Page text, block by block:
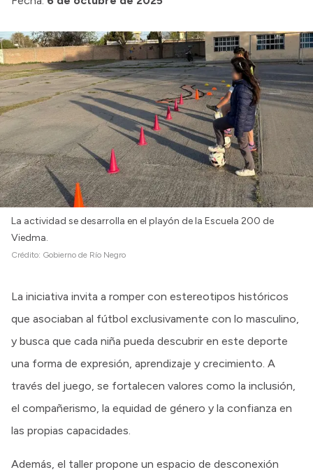
La actividad se desarrolla en el playón de la Escuela 200 de
Viedma.
Crédito: Gobierno de Río Negro
La iniciativa invita a romper con estereotipos históricos
que asociaban al fútbol exclusivamente con lo masculino,
y busca que cada niña pueda descubrir en este deporte
una forma de expresión, aprendizaje y crecimiento. A
través del juego, se fortalecen valores como la inclusión,
el compañerismo, la equidad de género y la confianza en
las propias capacidades.
Además, el taller propone un espacio de desconexión